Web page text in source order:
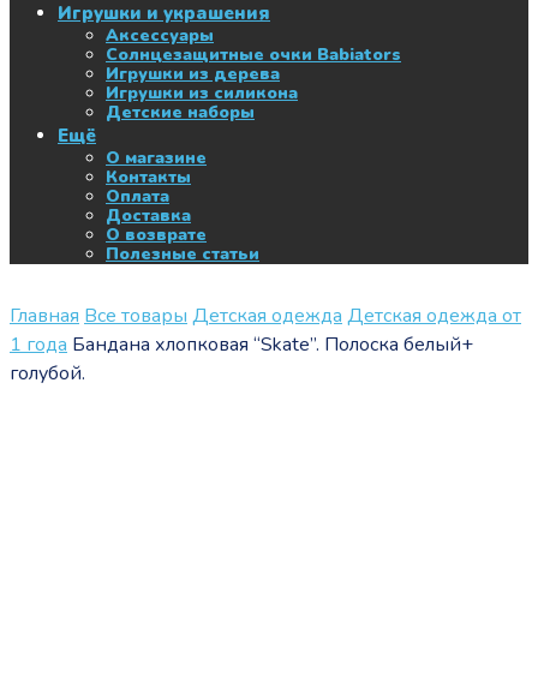
Игрушки и украшения
Аксессуары
Солнцезащитные очки Babiators
Игрушки из дерева
Игрушки из силикона
Детские наборы
Ещё
О магазине
Контакты
Оплата
Доставка
О возврате
Полезные статьи
Главная Все товары Детская одежда Детская одежда от
1 года Бандана хлопковая “Skate”. Полоска белый+
голубой.